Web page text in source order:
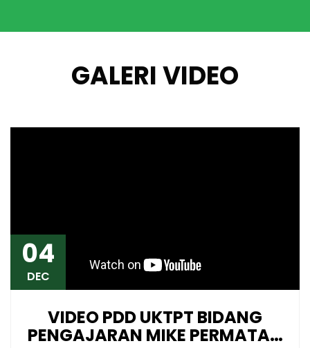
GALERI VIDEO
04
DEC
VIDEO PDD UKTPT BIDANG
PENGAJARAN MIKE PERMATA…